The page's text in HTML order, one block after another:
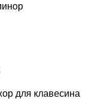
для клавесина